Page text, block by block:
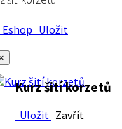
Uložit
Kurz šití korzetů
Uložit Zavřít